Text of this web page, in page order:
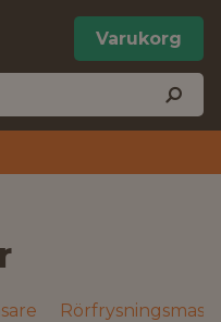
Varukorg